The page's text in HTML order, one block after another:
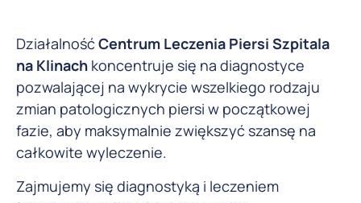
DziałalnośćCentrum Leczenia Piersi Szpitala
na Klinach koncentruje się na diagnostyce
pozwalającej na wykrycie wszelkiego rodzaju
zmian patologicznych piersi w początkowej
fazie, aby maksymalnie zwiększyć szansę na
całkowite wyleczenie.
Zajmujemy się diagnostyką i leczeniem